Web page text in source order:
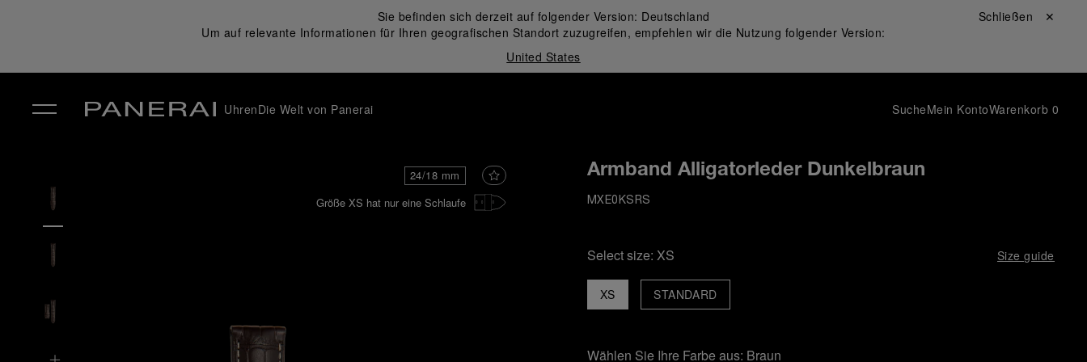
Sie befinden sich derzeit auf folgender Version: Deutschland
Um auf relevante Informationen für Ihren geografischen Standort zuzugreifen, empfehlen wir die Nutzung folgender Version:
United States
Schließen ✕
UhrenDie Welt von Panerai SucheMein KontoWarenkorb 0
24/18 mm
Größe XS hat nur eine Schlaufe
Armband Alligatorleder Dunkelbraun
MXE0KSRS
Select size: XS Size guide
XS STANDARD
Wählen Sie Ihre Farbe aus: Braun